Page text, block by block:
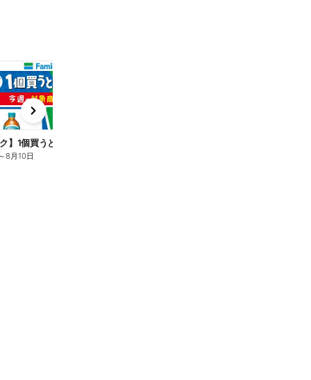
ク】1個買うと1個もらえる/麦茶
～8月10日
e
x
t